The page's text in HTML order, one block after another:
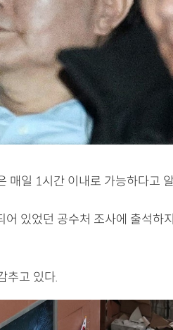
매일 1시간 이내로 가능하다고
있었던 공수처 조사에 출석하
추고 있다.